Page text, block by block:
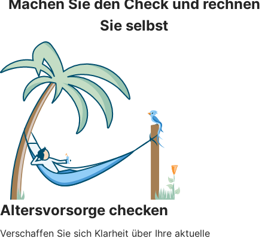
Machen Sie den Check und rechnen
Sie selbst
Altersvorsorge checken
Verschaffen Sie sich Klarheit über Ihre aktuelle